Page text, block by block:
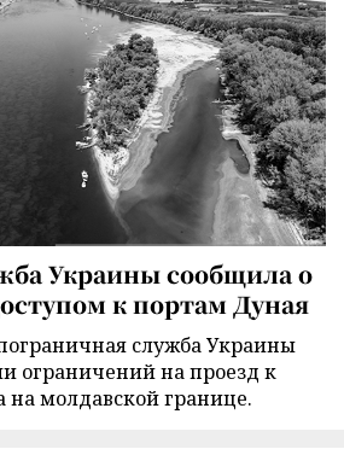
Украины сообщила о
к портам Дуная
служба Украины
ограничений на проезд к
на молдавской границе.